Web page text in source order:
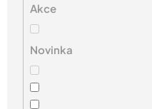
Akce
Novinka